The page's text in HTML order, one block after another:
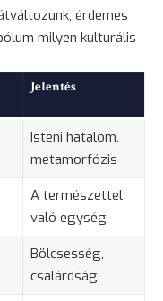
érdemes
milyen kulturális
Jelentés
Isteni hatalom,
metamorfózis
A természettel
való egység
Bölcsesség,
csalárdság